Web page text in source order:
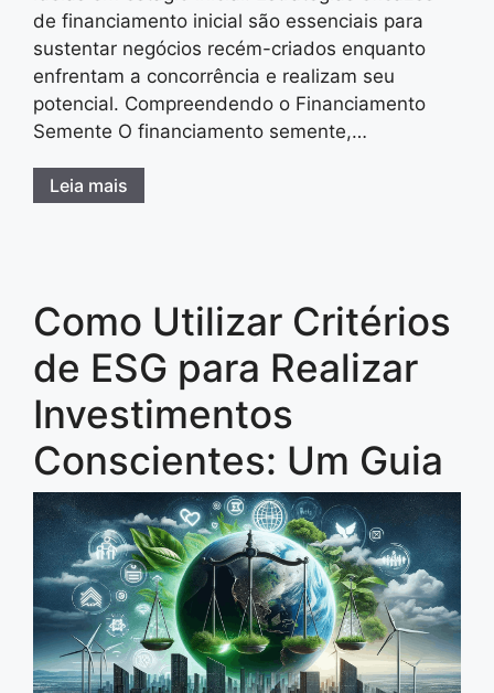
de financiamento inicial são essenciais para
sustentar negócios recém-criados enquanto
enfrentam a concorrência e realizam seu
potencial. Compreendendo o Financiamento
Semente O financiamento semente,…
Leia mais
Como Utilizar Critérios
de ESG para Realizar
Investimentos
Conscientes: Um Guia